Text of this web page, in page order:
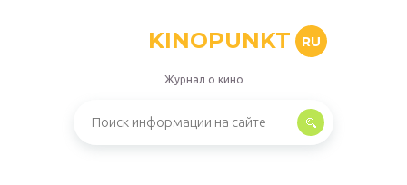
KINOPUNKT RU
Журнал о кино